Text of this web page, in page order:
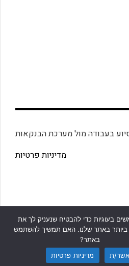
בעבודה מול מערכת הבנקאות
מדיניות פרטיות
בעוגיות כדי להבטיח שנעניק לך את
ביותר באתר שלנו. האם תמשיך להשתמש
באתר?
ת
מדיניות פרטיות